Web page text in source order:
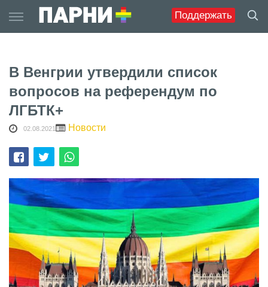
Поддержать
to
content
В Венгрии утвердили список
вопросов на референдум по
ЛГБТК+
02.08.2021 Новости